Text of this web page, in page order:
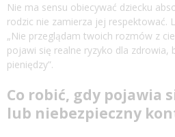
Nie ma sensu obiecywać dziecku
rodzic nie zamierza jej respektować.
„Nie przeglądam twoich rozmów z
pojawi się realne ryzyko dla zdrowia,
pieniędzy”.
Co robić, gdy pojawia
lub niebezpieczny